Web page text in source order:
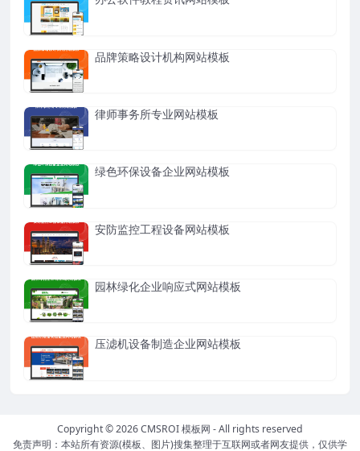
品牌策略设计机构网站模板
律师事务所专业网站模板
绿色环保设备企业网站模板
安防监控工程设备网站模板
园林绿化企业响应式网站模板
压滤机设备制造企业网站模板
Copyright © 2026CMSROI 模板网 - All rights reserved
免责声明：本站所有资源(模板、图片)搜集整理于互联网或者网友提供，仅供学